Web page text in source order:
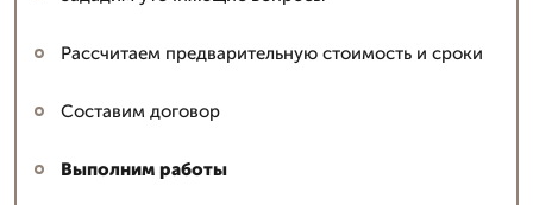
Рассчитаем предварительную стоимость и сроки
Составим договор
Выполним работы